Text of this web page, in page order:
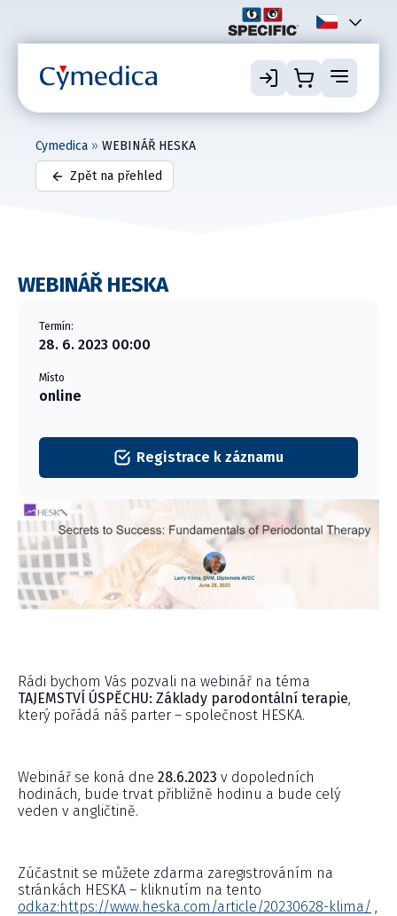
Cymedica » WEBINÁŘ HESKA
Zpět na přehled
WEBINÁŘ HESKA
Termín:
28. 6. 2023 00:00
Místo
online
Registrace k záznamu
Rádi bychom Vás pozvali na webinář na téma
TAJEMSTVÍ ÚSPĚCHU: Základy parodontální terapie
který pořádá náš parter – společnost HESKA.
Webinář se koná dne 28.6.2023 v dopoledních
hodinách, bude trvat přibližně hodinu a bude celý
veden v angličtině.
Zúčastnit se můžete zdarma zaregistrováním na
stránkách HESKA – kliknutím na tento
odkaz:https://www.heska.com/article/20230628-klima/